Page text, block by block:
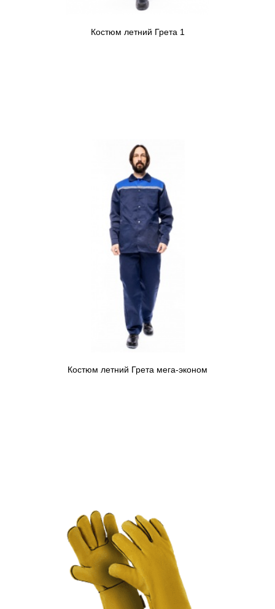
Костюм летний Грета 1
Костюм летний Грета мега-эконом